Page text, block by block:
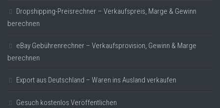
Dropshipping-Preisrechner – Verkaufspreis, Marge & Gewinn
berechnen
eBay Gebührenrechner – Verkaufsprovision, Gewinn & Marge
berechnen
Export aus Deutschland – Waren ins Ausland verkaufen
Gesuch kostenlos Veröffentlichen